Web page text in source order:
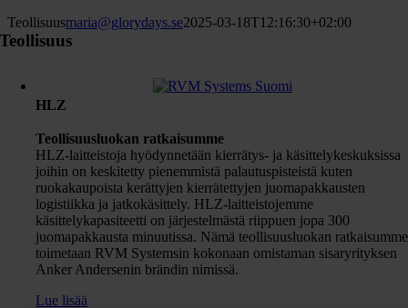
Teollisuusmaria@glorydays.se2025-03-18T12:16:30+02:00
Teollisuus
HLZ
Teollisuusluokan ratkaisumme
HLZ-laitteistoja hyödynnetään kierrätys- ja käsittelykeskuksissa
joihin on keskitetty pienemmistä palautuspisteistä kuten
ruokakaupoista kerättyjen kierrätettyjen juomapakkausten
logistiikka ja jatkokäsittely. HLZ-laitteistojemme
käsittelykapasiteetti on järjestelmästä riippuen jopa 300
juomapakkausta minuutissa. Nämä teollisuusluokan ratkaisumme
toimetaan RVM Systemsin kokonaan omistaman sisaryrityksen
Anker Andersenin brändin nimissä.
Lue lisää